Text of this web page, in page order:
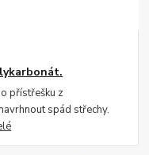
přístřešku z
spád střechy.